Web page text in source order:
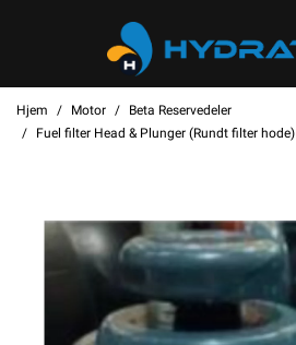
Hjem Motor
Beta Reservedeler
Fuel filter Head & Plunger (Rundt filter hode)